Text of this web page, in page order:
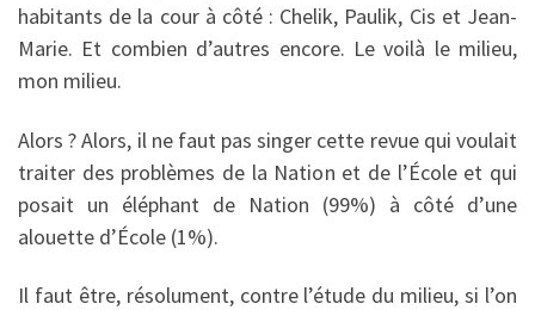
habitants de la cour à côté : Chelik, Paulik, Cis et Jean-
Marie. Et combien d’autres encore. Le voilà le milieu,
mon milieu.
Alors ? Alors, il ne faut pas singer cette revue qui voulait
traiter des problèmes de la Nation et de l’École et qui
posait un éléphant de Nation (99%) à côté d’une
alouette d’École (1%).
Il faut être, résolument, contre l’étude du milieu, si l’on